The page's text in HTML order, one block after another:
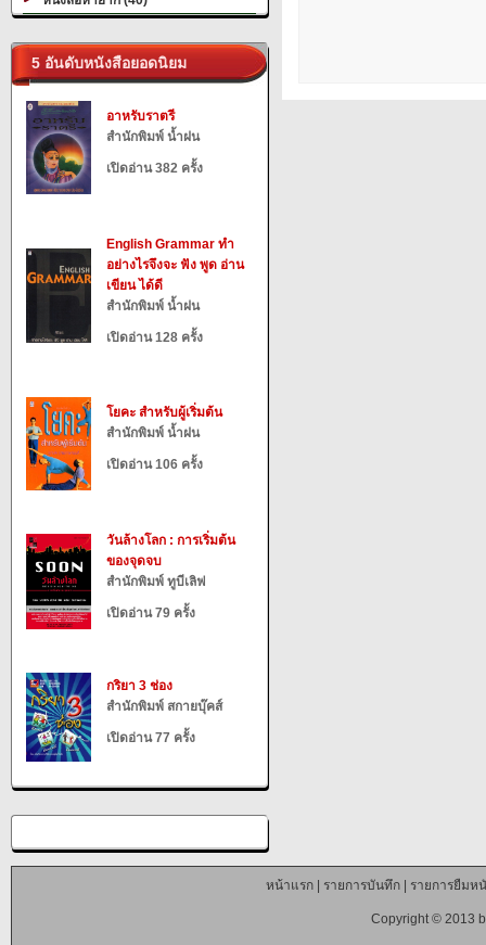
5 อันดับหนังสือยอดนิยม
อาหรับราตรี
สำนักพิมพ์ น้ำฝน
เปิดอ่าน 382 ครั้ง
English Grammar ทำ
อย่างไรจึงจะ ฟัง พูด อ่าน
เขียน ได้ดี
สำนักพิมพ์ น้ำฝน
เปิดอ่าน 128 ครั้ง
โยคะ สำหรับผู้เริ่มต้น
สำนักพิมพ์ น้ำฝน
เปิดอ่าน 106 ครั้ง
วันล้างโลก : การเริ่มต้น
ของจุดจบ
สำนักพิมพ์ ทูบีเลิฟ
เปิดอ่าน 79 ครั้ง
กริยา 3 ช่อง
สำนักพิมพ์ สกายบุ๊คส์
เปิดอ่าน 77 ครั้ง
หน้าแรก| รายการบันทึก| รายการยืมห
Copyright © 2013